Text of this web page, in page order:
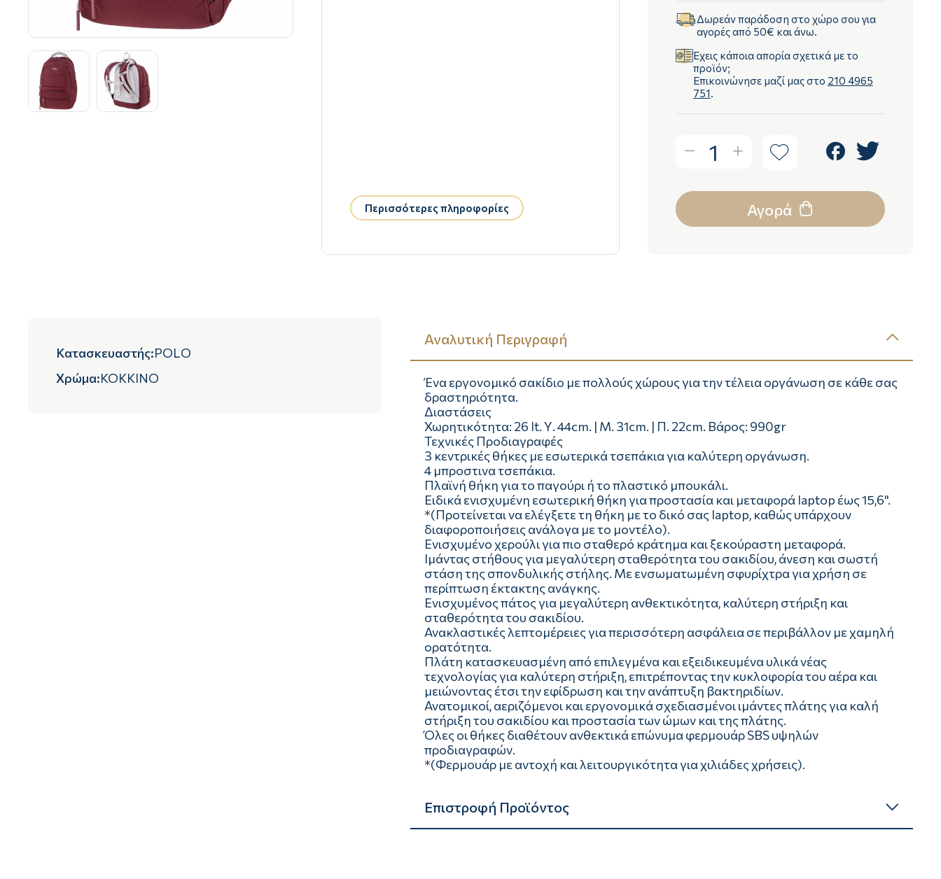
Περισσότερες πληροφορίες
Δωρεάν παράδοση στο χώρο σου για
αγορές από 50€ και άνω.
Έχεις κάποια απορία σχετικά με το
προϊόν;
Επικοινώνησε μαζί μας στο 210 4965
751
1
Αγορά
Κατασκευαστής:POLO
Χρώμα:ΚΟΚΚΙΝΟ
Αναλυτική Περιγραφή
Ένα εργονομικό σακίδιο με πολλούς χώρους για την τέλεια οργάνωση σε κάθε σας
δραστηριότητα.
Διαστάσεις
Χωρητικότητα: 26 lt. Υ. 44cm. | Μ. 31cm. | Π. 22cm. Βάρος: 990gr
Τεχνικές Προδιαγραφές
3 κεντρικές θήκες με εσωτερικά τσεπάκια για καλύτερη οργάνωση.
4 μπροστινα τσεπάκια.
Πλαϊνή θήκη για το παγούρι ή το πλαστικό μπουκάλι.
Ειδικά ενισχυμένη εσωτερική θήκη για προστασία και μεταφορά laptop έως 15,6".
*(Προτείνεται να ελέγξετε τη θήκη με το δικό σας laptop, καθώς υπάρχουν
διαφοροποιήσεις ανάλογα με το μοντέλο).
Ενισχυμένο χερούλι για πιο σταθερό κράτηµα και ξεκούραστη μεταφορά.
Ιμάντας στήθους για μεγαλύτερη σταθερότητα του σακιδίου, άνεση και σωστή
στάση της σπονδυλικής στήλης. Mε ενσωματωμένη σφυρίχτρα για χρήση σε
περίπτωση έκτακτης ανάγκης.
Ενισχυμένος πάτος για μεγαλύτερη ανθεκτικότητα, καλύτερη στήριξη και
σταθερότητα του σακιδίου.
Ανακλαστικές λεπτομέρειες για περισσότερη ασφάλεια σε περιβάλλον με χαμηλή
ορατότητα.
Πλάτη κατασκευασμένη από επιλεγμένα και εξειδικευμένα υλικά νέας
τεχνολογίας για καλύτερη στήριξη, επιτρέποντας την κυκλοφορία του αέρα και
μειώνοντας έτσι την εφίδρωση και την ανάπτυξη βακτηριδίων.
Ανατομικοί, αεριζόμενοι και εργονομικά σχεδιασμένοι ιμάντες πλάτης για καλή
στήριξη του σακιδίου και προστασία των ώμων και της πλάτης.
Όλες οι θήκες διαθέτουν ανθεκτικά επώνυμα φερμουάρ SBS υψηλών
προδιαγραφών.
*(Φερμουάρ με αντοχή και λειτουργικότητα για χιλιάδες χρήσεις).
Επιστροφή Προϊόντος